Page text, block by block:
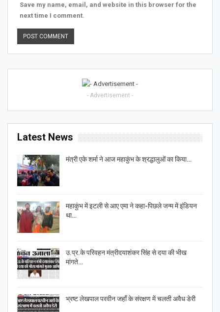
Save my name, email, and website in this browser for the
next time I comment.
- Advertisement -
Latest News
मंत्री एके शर्मा ने आज महाकुंभ के श्रद्धालुओं का किया…
महाकुंभ में इटली से आए एमा ने कहा-पिछले जन्म में इंडियन
था…
उ.प्र.के परिवहन मंत्रीदयाशंकर सिंह से दया की भीख
मांगते…
भ्रष्ट लेखपाल परवीन जहाँ के संरक्षण में चलती अवैध डेरी